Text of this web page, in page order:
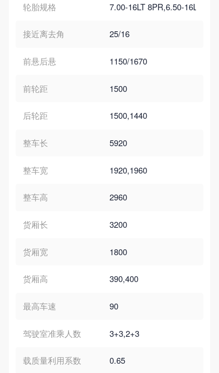
轮胎规格 7.00-16LT 8PR,6.50-16LT
接近离去角 25/16
前悬后悬 1150/1670
前轮距 1500
后轮距 1500,1440
整车长 5920
整车宽 1920,1960
整车高 2960
货厢长 3200
货厢宽 1800
货厢高 390,400
最高车速 90
驾驶室准乘人数 3+3,2+3
载质量利用系数 0.65